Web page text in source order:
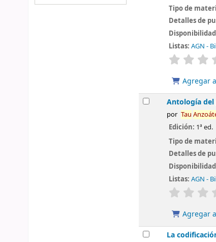
Tipo de
Detalles de
Listas: AGN -
valoración
Agregar
Antología del
por Tau
Edición: 1ª ed.
Tipo de
Detalles de
Listas: AGN -
valoración
Agregar
La